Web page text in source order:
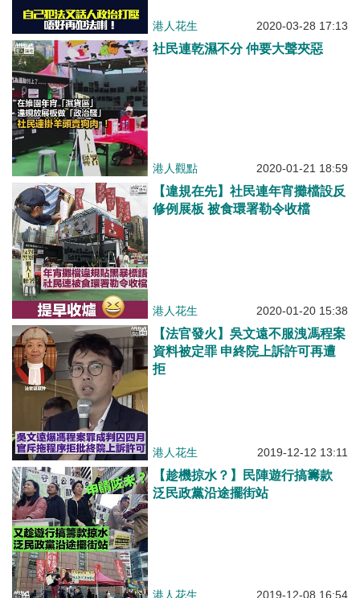
港人花生 2020-03-28 17:13
社民連乾濕不分 仲要大聲夾惡
港人觀點 2020-01-21 18:59
【違規在先】社民連年宵攤檔設反
修例展板 被食環署勒令收檔
港人花生 2020-01-20 15:38
【法官發火】吳文遠不服洩馮程案
資料被定罪 申終院上訴許可再遭
拒
港人花生 2019-12-12 13:11
【趁機掠水？】民陣遊行搞籌款
泛民政黨沿途擺街站
港人花生 2019-12-08 16:54